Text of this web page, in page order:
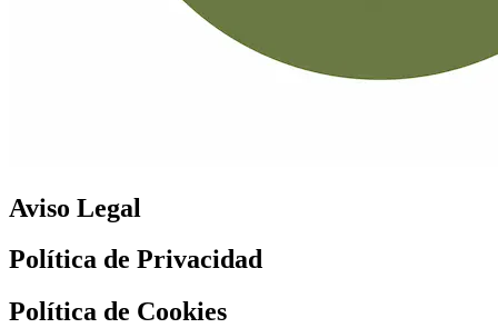
Aviso Legal
Política de Privacidad
Política de Cookies